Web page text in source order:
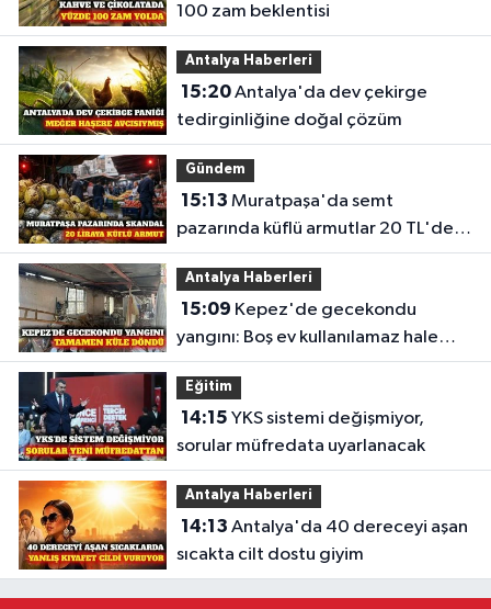
100 zam beklentisi
Antalya Haberleri
15:20Antalya'da dev çekirge
tedirginliğine doğal çözüm
Gündem
15:13
pazarında küflü armutlar 20 TL'den
satıldı
Antalya Haberleri
15:09
yangını: Boş ev kullanılamaz hale
geldi
Eğitim
14:15
sorular müfredata uyarlanacak
Antalya Haberleri
14:13
sıcakta cilt dostu giyim